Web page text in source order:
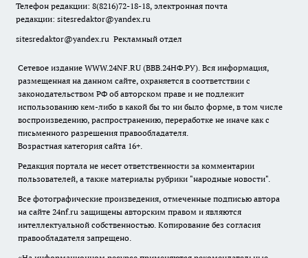
Телефон редакции: 8(8216)72-18-18, электронная почта
редакции: sitesredaktor@yandex.ru
sitesredaktor@yandex.ru Рекламный отдел
Сетевое издание WWW.24NF.RU (ВВВ.24НФ.РУ). Вся информация,
размещенная на данном сайте, охраняется в соответствии с
законодательством РФ об авторском праве и не подлежит
использованию кем-либо в какой бы то ни было форме, в том числе
воспроизведению, распространению, переработке не иначе как с
письменного разрешения правообладателя.
Возрастная категория сайта 16+.
Редакция портала не несет ответственности за комментарии
пользователей, а также материалы рубрики "народные новости".
Все фотографические произведения, отмеченные подписью автора
на сайте 24nf.ru защищены авторским правом и являются
интеллектуальной собственностью. Копирование без согласия
правообладателя запрещено.